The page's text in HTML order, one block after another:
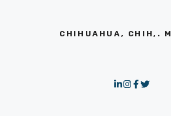
CHIHUAHUA, CHIH,.